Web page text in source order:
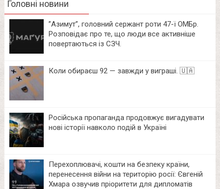
Головні новини
⁨”Азимут”, головний сержант роти 47-ї ОМБр.
Розповідає про те, що люди все активніше
повертаються із СЗЧ.
Коли обираєш 92 — завжди у виграші. 🇺🇦
Російська пропаганда продовжує вигадувати
нові історії навколо подій в Україні
Перехоплювачі, кошти на безпеку країни,
перенесення війни на територію росії: Євгеній
Хмара озвучив пріоритети для дипломатів